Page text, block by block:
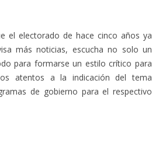
el electorado de hace cinco años ya
más noticias, escucha no solo un
para formarse un estilo crítico para
atentos a la indicación del tema
de gobierno para el respectivo